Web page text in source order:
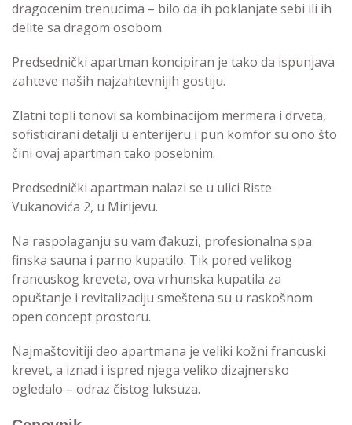
dragocenim trenucima – bilo da ih poklanjate sebi ili ih
delite sa dragom osobom.
Predsednički apartman koncipiran je tako da ispunjava
zahteve naših najzahtevnijih gostiju.
Zlatni topli tonovi sa kombinacijom mermera i drveta,
sofisticirani detalji u enterijeru i pun komfor su ono što
čini ovaj apartman tako posebnim.
Predsednički apartman nalazi se u ulici Riste
Vukanovića 2, u Mirijevu.
Na raspolaganju su vam đakuzi, profesionalna spa
finska sauna i parno kupatilo. Tik pored velikog
francuskog kreveta, ova vrhunska kupatila za
opuštanje i revitalizaciju smeštena su u raskošnom
open concept prostoru.
Najmaštovitiji deo apartmana je veliki kožni francuski
krevet, a iznad i ispred njega veliko dizajnersko
ogledalo – odraz čistog luksuza.